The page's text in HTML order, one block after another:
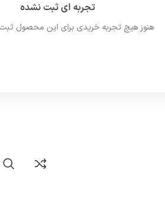
تجربه ای ثبت نشده
هنوز هیچ تجربه خریدی برای این محصول